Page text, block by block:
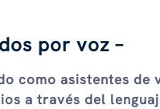
por voz –
como asistentes de
a través del